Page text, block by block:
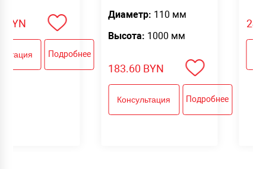
BYN
Подробнее
Диаметр: 110 мм
Высота: 1000 мм
183.60 BYN
Консультация Подробнее